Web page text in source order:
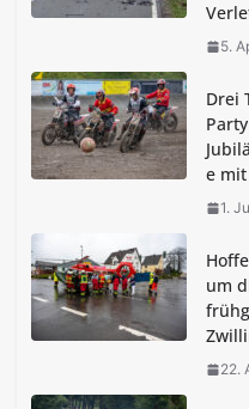
der
7.
5.
Drei
e
1.
um
22.